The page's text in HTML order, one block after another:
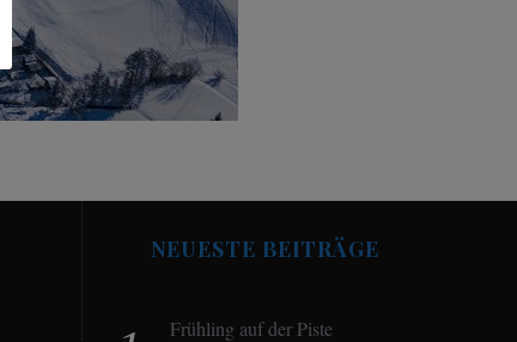
NEUESTE BEITRÄGE
Frühling auf der Piste